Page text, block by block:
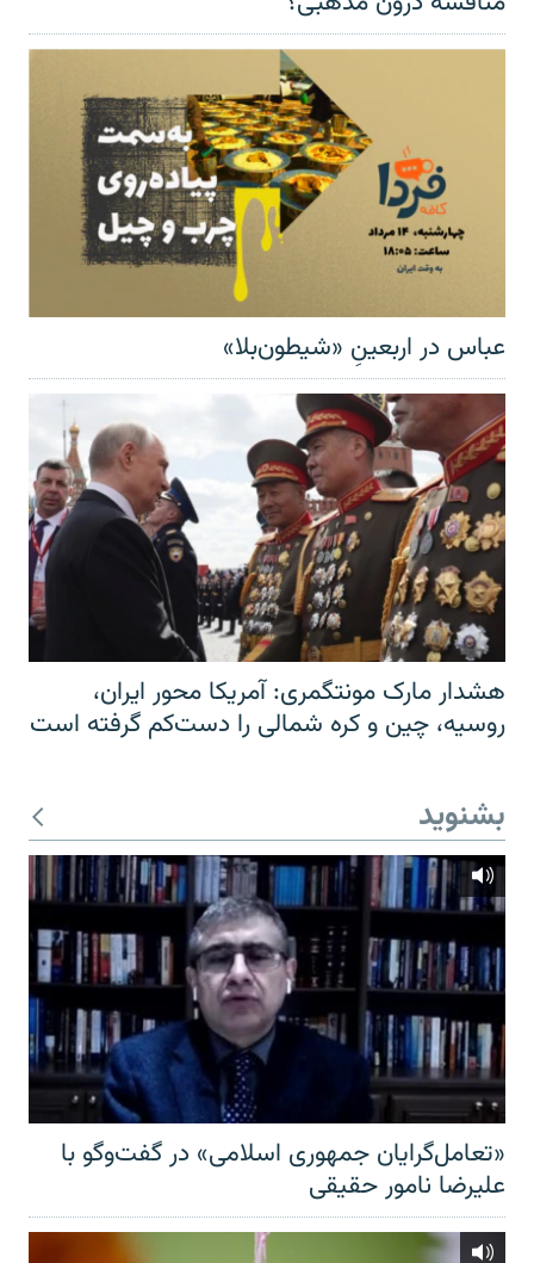
عباس در اربعینِ «شیطون‌بلا»
هشدار مارک مونتگمری: آمریکا محور ایران،
روسیه، چین و کره شمالی را دست‌کم گرفته است
بشنوید
«تعامل‌گرایان جمهوری اسلامی» در گفت‌وگو با
علیرضا نامور حقیقی